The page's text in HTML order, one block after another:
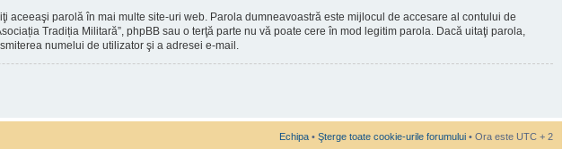
parolă în mai multe site-uri web. Parola dumneavoastră este mijlocul de accesare al contului de
Tradiția Militară”, phpBB sau o terţă parte nu vă poate cere în mod legitim parola. Dacă uitaţi parola,
numelui de utilizator şi a adresei e-mail.
Echipa • Şterge toate cookie-urile forumului • Ora este UTC + 2